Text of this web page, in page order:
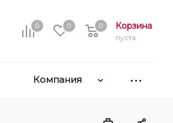
0 0 Корзина
пуста
0
Компания